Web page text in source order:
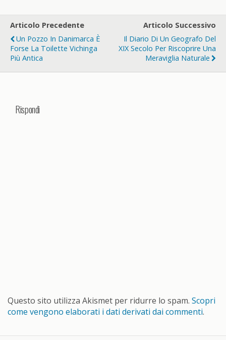
Articolo Precedente
Un Pozzo In Danimarca È
Forse La Toilette Vichinga
Più Antica
Articolo Successivo
Il Diario Di Un Geografo Del
XIX Secolo Per Riscoprire Una
Meraviglia Naturale
Rispondi
Questo sito utilizza Akismet per ridurre lo spam. Scopri
come vengono elaborati i dati derivati dai commenti.